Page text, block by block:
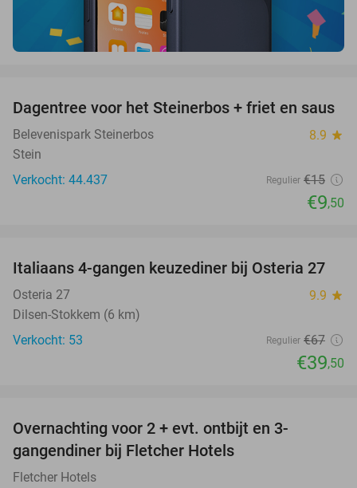
37%
Dagentree voor het Steinerbos + friet en saus
Belevenispark Steinerbos 8.9 star
Stein
Verkocht: 44.437
Regulier €15
€9,50
41%
Italiaans 4-gangen keuzediner bij Osteria 27
Osteria 27 9.9 star
Dilsen-Stokkem (6 km)
Verkocht: 53
Regulier €67
€39,50
Overnachting voor 2 + evt. ontbijt en 3-
gangendiner bij Fletcher Hotels
Fletcher Hotels